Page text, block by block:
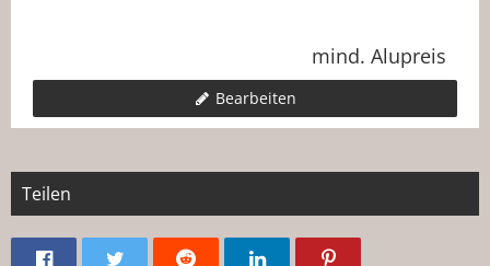
mind. Alupreis
Bearbeiten
Teilen